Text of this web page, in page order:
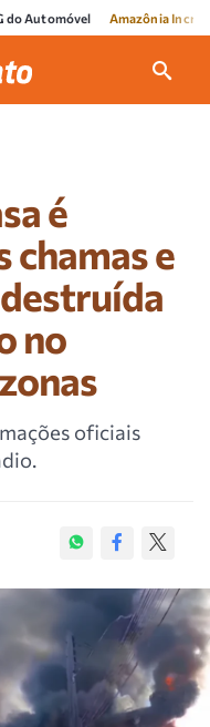
do Automóvel Amazônia
é
chamas e
no
oficiais